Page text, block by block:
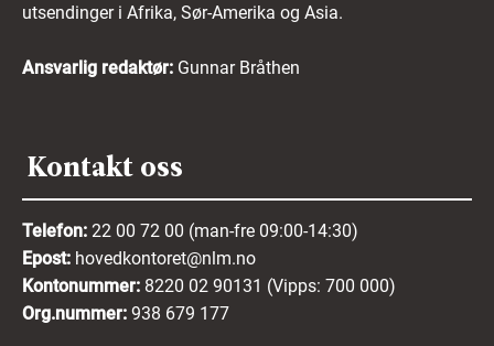
utsendinger i Afrika, Sør-Amerika og Asia.
Ansvarlig redaktør: Gunnar Bråthen
Kontakt oss
Telefon: 22 00 72 00 (man-fre 09:00-14:30)
Epost: hovedkontoret@nlm.no
Kontonummer: 8220 02 90131 (Vipps: 700 000)
Org.nummer: 938 679 177